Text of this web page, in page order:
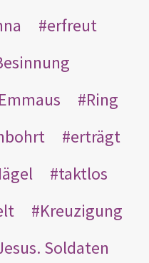
erfreut
Emmaus
Ring
erträgt
taktlos
Kreuzigung
Soldaten